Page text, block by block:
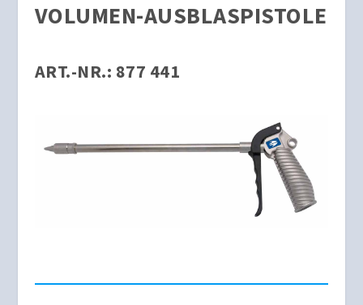
VOLUMEN-AUSBLASPISTOLE
ART.-NR.: 877 441